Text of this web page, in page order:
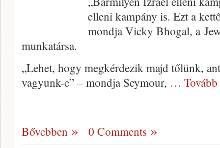
elleni kampány is. Ezt a
mondja Vicky Bhogal, a
munkatársa.
„Lehet, hogy megkérdezik majd tőlünk,
vagyunk-e” – mondja Seymour, …
Bővebben 0 Comments